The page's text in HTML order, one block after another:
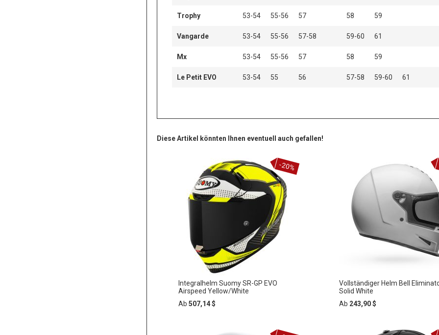
Trophy 53-54 55-56 57 58 59
Vangarde 53-54 55-56 57-58 59-60 61
Mx 53-54 55-56 57 58 59
Le Petit EVO 53-54 55 56 57-58 59-60 61
Diese Artikel könnten Ihnen eventuell auch gefallen!
Integralhelm Suomy SR-GP EVO
Airspeed Yellow/White
Ab 507,14 $
-20%
Vollständiger Helm Bell
Solid White
Ab 243,90 $